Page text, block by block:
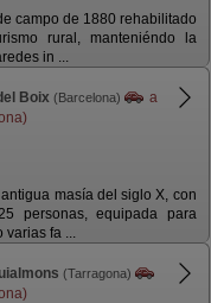
campo de 1880 rehabilitado
rural, manteniéndo la
in ...
Boix (Barcelona)
a
masía del siglo X, con
personas, equipada para
varias fa ...
(Tarragona)